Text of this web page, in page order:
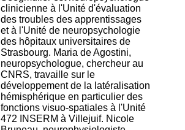
clinicienne à l'Unité d'évaluation
des troubles des apprentissages
et à l'Unité de neuropsychologie
des hôpitaux universitaires de
Strasbourg. Maria de Agostini,
neuropsychologue, chercheur au
CNRS, travaille sur le
développement de la latéralisation
hémisphérique en particulier des
fonctions visuo-spatiales à l'Unité
472 INSERM à Villejuif. Nicole
u
n
d
i
a
u
V
e
n
d
r